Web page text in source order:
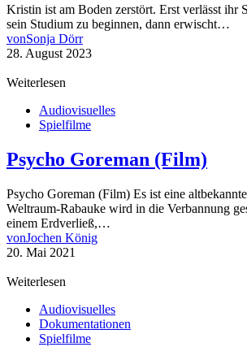
Kristin ist am Boden zerstört. Erst verlässt ihr
sein Studium zu beginnen, dann erwischt…
vonSonja Dörr
28. August 2023
Weiterlesen
Audiovisuelles
Spielfilme
Psycho Goreman (Film)
Psycho Goreman (Film) Es ist eine
Weltraum-Rabauke wird in die Verbannung
einem Erdverließ,…
vonJochen König
20. Mai 2021
Weiterlesen
Audiovisuelles
Dokumentationen
Spielfilme